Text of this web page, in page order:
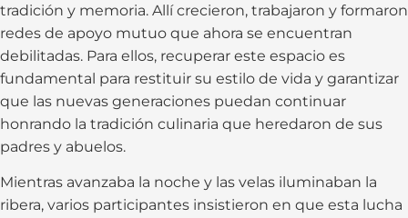
tradición y memoria. Allí crecieron, trabajaron y formaron
redes de apoyo mutuo que ahora se encuentran
debilitadas. Para ellos, recuperar este espacio es
fundamental para restituir su estilo de vida y garantizar
que las nuevas generaciones puedan continuar
honrando la tradición culinaria que heredaron de sus
padres y abuelos.
Mientras avanzaba la noche y las velas iluminaban la
ribera, varios participantes insistieron en que esta lucha